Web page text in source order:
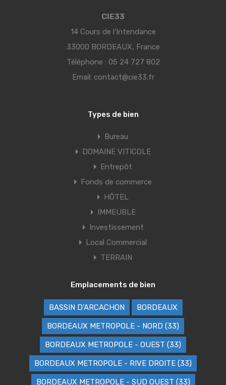
CIE33
14 Cours de l’Intendance
33000 BORDEAUX, France
Téléphone : 05 24 727 802
Email: contact@cie33.fr
Types de bien
Bureau
DOMAINE VITICOLE
Entrepôt
Fonds de commerce
HÔTEL
IMMEUBLE
Investissement
Local Commercial
TERRAIN
Emplacements de bien
BASSIN D'ARCACHON BORDEAUX
BORDEAUX METROPOLE - NORD (33)
BORDEAUX METROPOLE - OUEST (33)
BORDEAUX METROPOLE - RIVE DROITE (33)
BORDEAUX METROPOLE - SUD OUEST (33)